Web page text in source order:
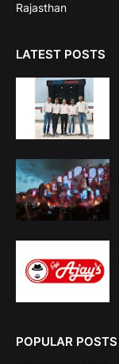
Rajasthan
LATEST POSTS
POPULAR POSTS